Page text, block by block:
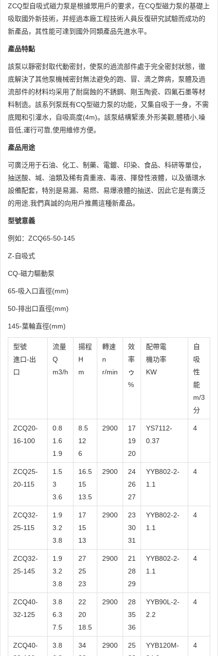
ZCQ型自吸式磁力泵是根據眾用戶的要求，在CQ型磁力泵的基礎上
吸取國外新技術，并經過本廠工程技術人員反復研究試驗而成功的
新產品，其性能可達到國外同類產品先進水平。
產品特點
該泵以靜密封取代動密封，使泵的過流部件處于完全密封狀態，徹
底解決了其他泵機械密封無法避免的跑、冒、滴之弊病，泵體及過
流部件的材料均采用了耐腐蝕的不銹鋼、剛玉陶瓷、四氟石墨等材
料制造。該系列泵既有CQ型磁力泵的功能，又集自吸于一身，不需
底閥和引灌水，自吸高度(4m)。該泵結構緊湊,外形美觀,體積小,噪
音低,運行可靠,使用維修方便。
產品用途
可廣泛用于石油、化工、制藥、電鍍、印染、食品、科研等單位，
抽送酸、堿、油類及稀有貴重液、毒液、揮發性液體，以及循環水
設備配套，特別是易漏、易燃、易爆液體的抽送、因此它是有廣泛
的用途,我們真誠的向用戶推薦這種新產品。
型號意義
例如：ZCQ65-50-145
Z-自吸式
CQ-磁力驅動泵
65-吸入口直徑(mm)
50-排出口直徑(mm)
145-葉輪直徑(mm)
型號
進口-出
口
流量
Q
m3/h
揚程
H
m
轉速
n
r/min
效
率
ゥ
%
配帶電
機功率
KW
自
吸
性
能
m/3
分
ZCQ20-
16-100
0.8
1.6
1.9
8.5
12
6
2900
17
19
20
YS7112-
0.37
4
ZCQ25-
20-115
1.5
3
3.6
16.5
15
13.5
2900
24
26
27
YYB802-2-
1.1
4
ZCQ32-
25-115
1.9
3.2
3.8
17
15
13
2900
23
30
31
YYB802-2-
1.1
4
ZCQ32-
25-145
1.9
3.2
3.8
27
25
23
2900
21
28
29
YYB802-2-
1.1
4
ZCQ40-
32-125
3.8
6.3
7.5
22
20
18.5
2900
28
35
36
YYB90L-2-
2.2
4
ZCQ40-
3.8
34
2900
25
YYB120M-
4